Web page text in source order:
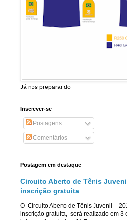
Já nos preparando
Inscrever-se
Postagens
Comentários
Postagem em destaque
Circuito Aberto de Tênis
inscrição gratuita
O Circuito Aberto de Tênis Juvenil –
inscrição gratuita, será realizado em 3